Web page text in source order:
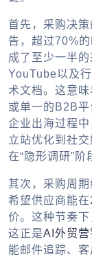
首先，采购决
告，超过70%
成了至少一半
YouTube以及
术文档。这意
或单一的B2B平
企业出海过程
立站优化到社
在“隐形调研”阶
其次，采购周
希望供应商能
价。这种节奏下
这正是AI外贸
能邮件追踪、